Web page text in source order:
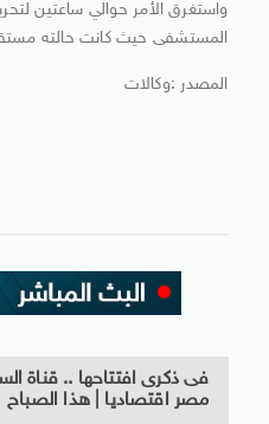
واستغرق الأمر حوالي ساعتين
المستشفى حيث كانت حالته
المصدر :وكالات
فى ذكرى افتتاحها .. قناة
مصر اقتصاديا | هذا الصباح